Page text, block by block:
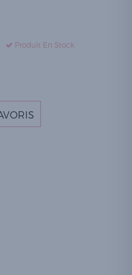
Produit En Stock